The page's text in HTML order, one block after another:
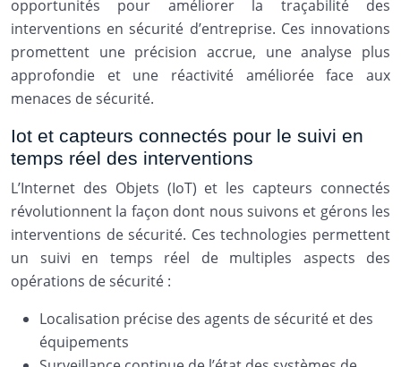
opportunités pour améliorer la traçabilité des
interventions en sécurité d’entreprise. Ces innovations
promettent une précision accrue, une analyse plus
approfondie et une réactivité améliorée face aux
menaces de sécurité.
Iot et capteurs connectés pour le suivi en
temps réel des interventions
L’Internet des Objets (IoT) et les capteurs connectés
révolutionnent la façon dont nous suivons et gérons les
interventions de sécurité. Ces technologies permettent
un suivi en temps réel de multiples aspects des
opérations de sécurité :
Localisation précise des agents de sécurité et des
équipements